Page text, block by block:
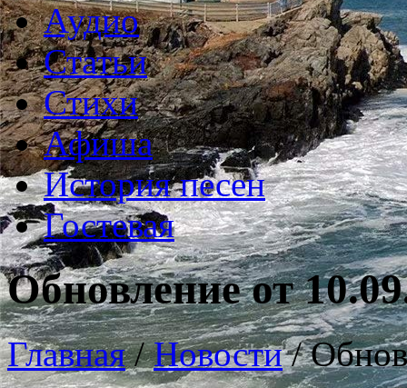
Аудио
Статьи
Стихи
Афиша
История песен
Гостевая
Обновление от
Главная/Новости/